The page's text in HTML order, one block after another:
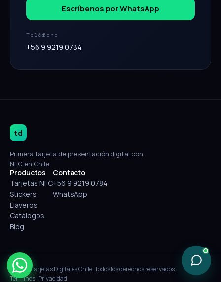
Escríbenos por WhatsApp
Teléfono
+56 9 9219 0784
td
Primera tarjeta de presentación digital con
NFC en Chile.
Productos
Tarjetas NFC
Stickers
Llaveros
Catálogos
Blog
Contacto
+56 9 9219 0784
WhatsApp
© 2026 Tarjetas Digitales Chile. Todos los derechos reservados.
Términos· Privacidad